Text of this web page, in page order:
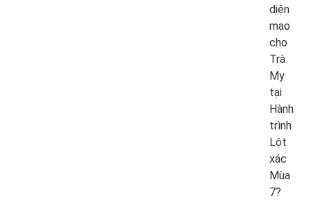
diện
mạo
cho
Trà
My
tại
Hành
trình
Lột
xác
Mùa
7?